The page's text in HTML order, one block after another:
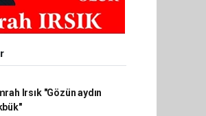
Irsık "Gözün aydın